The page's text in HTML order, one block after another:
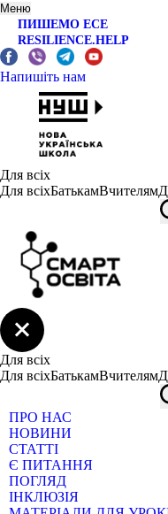
Меню
ПИШЕМО ЕСЕ
RESILIENCE.HELP
Напишіть нам
Для всіх
Для всіхБатькамВчителям
Для всіх
Для всіхБатькамВчителям
ПРО НАС
НОВИНИ
СТАТТІ
Є ПИТАННЯ
ПОГЛЯД
ІНКЛЮЗІЯ